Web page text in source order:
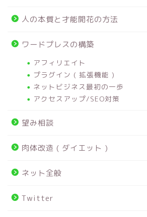
人の本質と才能開花の方法
ワードプレスの構築
アフィリエイト
プラグイン ( 拡張機能 )
ネットビジネス最初の一歩
アクセスアップ/SEO対策
望み相談
肉体改造 ( ダイエット )
ネット全般
Twitter